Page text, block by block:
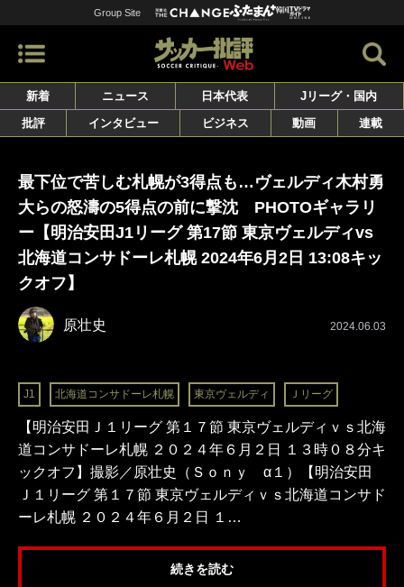
Group Site
新着 ニュース 日本代表
Jリーグ・国内
批評
インタビュー ビジネス 動画 連載
最下位で苦しむ札幌が3得点も…ヴェルディ木村勇
大らの怒濤の5得点の前に撃沈 PHOTOギャラリ
ー【明治安田J1リーグ 第17節 東京ヴェルディvs
北海道コンサドーレ札幌 2024年6月2日 13:08キッ
クオフ】
原壮史 2024.06.03
J1 北海道コンサドーレ札幌 東京ヴェルディ Ｊリーグ
【明治安田Ｊ１リーグ 第１７節 東京ヴェルディｖｓ北海
道コンサドーレ札幌 ２０２４年６月２日 １３時０８分キ
ックオフ】撮影／原壮史（Ｓｏｎｙ α１）【明治安田
Ｊ１リーグ 第１７節 東京ヴェルディｖｓ北海道コンサド
ーレ札幌 ２０２４年６月２日 １…
続きを読む